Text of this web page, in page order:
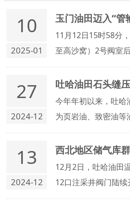
10
2025-01
玉门油田迈入“管
11月12日15时58分
至高沙窝）2号阀室
田宁庆区块的天然
志着玉门油田迈入“管
27
2024-12
吐哈油田石头缝
今年年初以来，吐哈
为页岩油、致密油等
石头缝里冒出效益
年压裂产油3.8万吨
降10%。
13
2024-12
西北地区储气库
12月2日，吐哈油田
12口注采井阀门陆
气库群——温吉桑储